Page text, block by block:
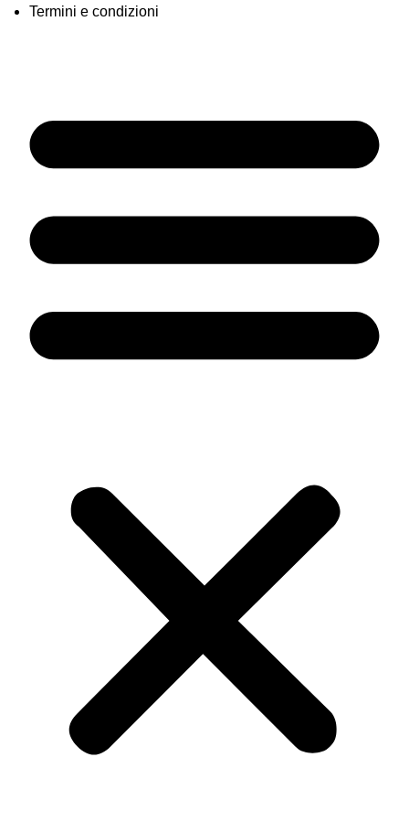
Termini e condizioni